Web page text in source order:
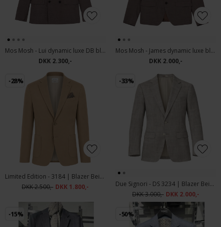
Mos Mosh - Lui dynamic luxe DB blazer | Habitjakke Falcon
DKK 2.300,-
Mos Mosh - James dynamic luxe blazer | Habitjakke Falcon
DKK 2.000,-
-28%
Limited Edition - 3184 | Blazer Beige
DKK 2.500,- DKK 1.800,-
-33%
Due Signori - DS 3234 | Blazer Beige
DKK 3.000,- DKK 2.000,-
-15% -50%